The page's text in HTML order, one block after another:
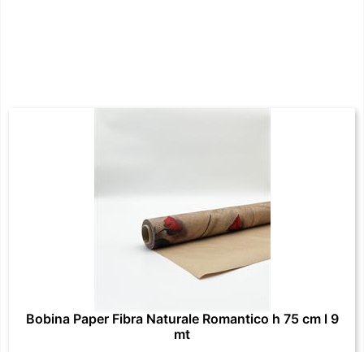
Bobina Paper Fibra Naturale Romantico h 75 cm l 9
mt